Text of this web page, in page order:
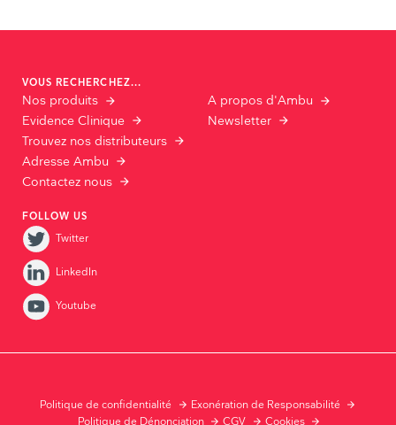
VOUS RECHERCHEZ...
Nos produits
Evidence Clinique
Trouvez nos distributeurs
Adresse Ambu
Contactez nous
A propos d'Ambu
Newsletter
FOLLOW US
Twitter
LinkedIn
Youtube
Politique de confidentialité
Exonération de Responsabilité
Politique de Dénonciation
CGV Cookies